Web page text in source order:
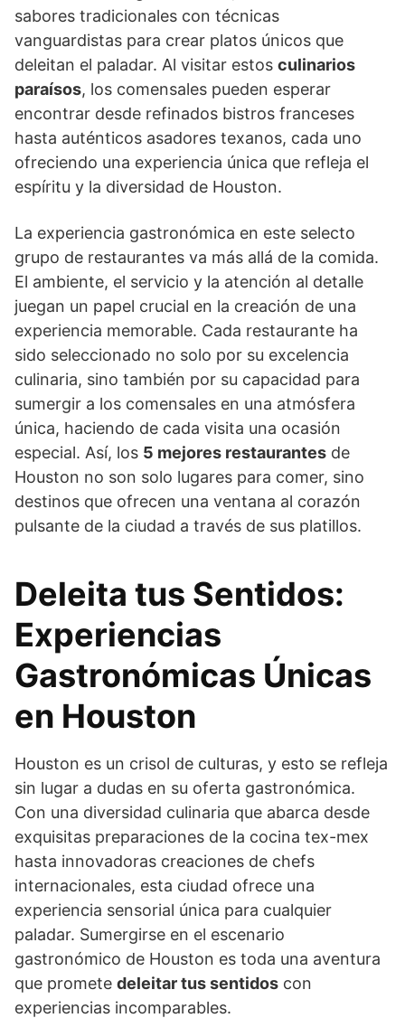
sabores tradicionales con técnicas
vanguardistas para crear platos únicos que
deleitan el paladar. Al visitar estos culinarios
paraísos, los comensales pueden esperar
encontrar desde refinados bistros franceses
hasta auténticos asadores texanos, cada uno
ofreciendo una experiencia única que refleja el
espíritu y la diversidad de Houston.
La experiencia gastronómica en este selecto
grupo de restaurantes va más allá de la comida.
El ambiente, el servicio y la atención al detalle
juegan un papel crucial en la creación de una
experiencia memorable. Cada restaurante ha
sido seleccionado no solo por su excelencia
culinaria, sino también por su capacidad para
sumergir a los comensales en una atmósfera
única, haciendo de cada visita una ocasión
especial. Así, los 5 mejores restaurantes de
Houston no son solo lugares para comer, sino
destinos que ofrecen una ventana al corazón
pulsante de la ciudad a través de sus platillos.
Deleita tus Sentidos:
Experiencias
Gastronómicas Únicas
en Houston
Houston es un crisol de culturas, y esto se refleja
sin lugar a dudas en su oferta gastronómica.
Con una diversidad culinaria que abarca desde
exquisitas preparaciones de la cocina tex-mex
hasta innovadoras creaciones de chefs
internacionales, esta ciudad ofrece una
experiencia sensorial única para cualquier
paladar. Sumergirse en el escenario
gastronómico de Houston es toda una aventura
que promete deleitar tus sentidos con
experiencias incomparables.